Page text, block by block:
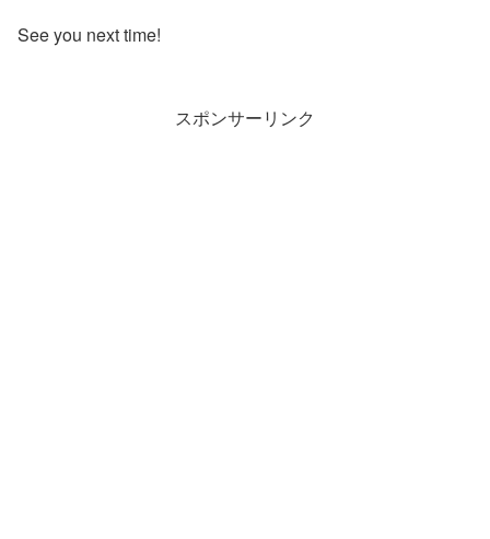
See you next time!
スポンサーリンク